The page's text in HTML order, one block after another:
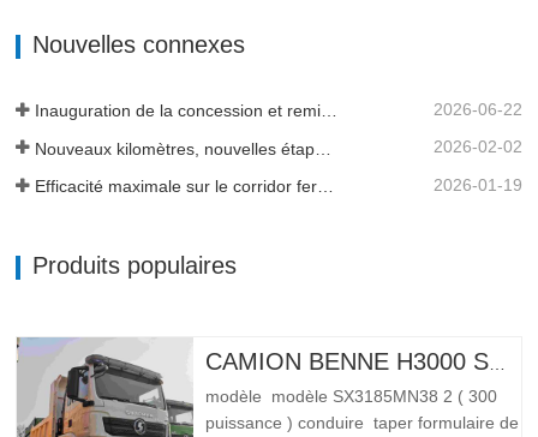
caisse de chargement 19 mètres cubes,
Nouvelles connexes
Inauguration de la concession et remise de flotte en Tanzanie 2026-06-22
2026-02-02
2026-01-19
Produits populaires
modèle modèle SX3185MN38 2 ( 300
puissance ) conduire taper formulaire de